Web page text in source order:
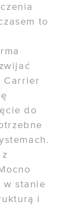
to
Carrier
do
w stanie
i